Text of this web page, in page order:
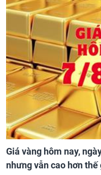
Giá vàng hôm nay,
nhưng vẫn cao hơn